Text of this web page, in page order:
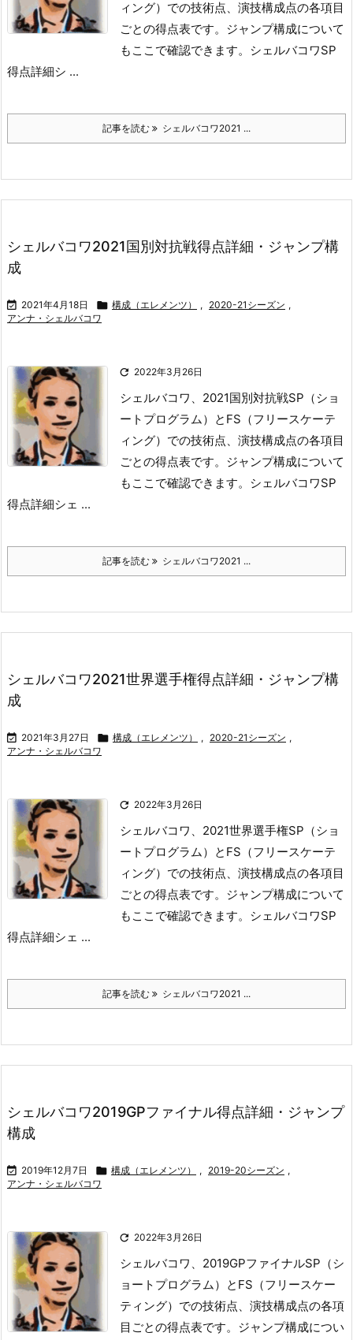
ィング）での技術点、演技構成点の各項目
ごとの得点表です。 ジャンプ構成について
もここで確認できます。 シェルバコワSP
得点詳細シ ...
記事を読む シェルバコワ2021 ...
シェルバコワ2021国別対抗戦得点詳細・ジャンプ構
成
 2021年4月18日  構成（エレメンツ） , 2020-21シーズン ,
アンナ・シェルバコワ
 2022年3月26日
シェルバコワ、2021国別対抗戦SP（ショ
ートプログラム）とFS（フリースケーテ
ィング）での技術点、演技構成点の各項目
ごとの得点表です。 ジャンプ構成について
もここで確認できます。 シェルバコワSP
得点詳細シェ ...
記事を読む シェルバコワ2021 ...
シェルバコワ2021世界選手権得点詳細・ジャンプ構
成
 2021年3月27日  構成（エレメンツ） , 2020-21シーズン ,
アンナ・シェルバコワ
 2022年3月26日
シェルバコワ、2021世界選手権SP（ショ
ートプログラム）とFS（フリースケーテ
ィング）での技術点、演技構成点の各項目
ごとの得点表です。 ジャンプ構成について
もここで確認できます。 シェルバコワSP
得点詳細シェ ...
記事を読む シェルバコワ2021 ...
シェルバコワ2019GPファイナル得点詳細・ジャンプ
構成
 2019年12月7日  構成（エレメンツ） , 2019-20シーズン ,
アンナ・シェルバコワ
 2022年3月26日
シェルバコワ、2019GPファイナルSP（シ
ョートプログラム）とFS（フリースケー
ティング）での技術点、演技構成点の各項
目ごとの得点表です。 ジャンプ構成につい